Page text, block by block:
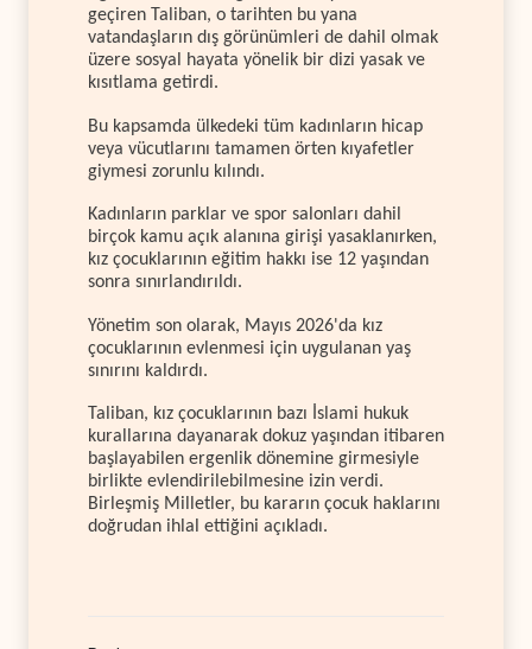
geçiren Taliban, o tarihten bu yana
vatandaşların dış görünümleri de dahil olmak
üzere sosyal hayata yönelik bir dizi yasak ve
kısıtlama getirdi.
Bu kapsamda ülkedeki tüm kadınların hicap
veya vücutlarını tamamen örten kıyafetler
giymesi zorunlu kılındı.
Kadınların parklar ve spor salonları dahil
birçok kamu açık alanına girişi yasaklanırken,
kız çocuklarının eğitim hakkı ise 12 yaşından
sonra sınırlandırıldı.
Yönetim son olarak, Mayıs 2026'da kız
çocuklarının evlenmesi için uygulanan yaş
sınırını kaldırdı.
Taliban, kız çocuklarının bazı İslami hukuk
kurallarına dayanarak dokuz yaşından itibaren
başlayabilen ergenlik dönemine girmesiyle
birlikte evlendirilebilmesine izin verdi.
Birleşmiş Milletler, bu kararın çocuk haklarını
doğrudan ihlal ettiğini açıkladı.